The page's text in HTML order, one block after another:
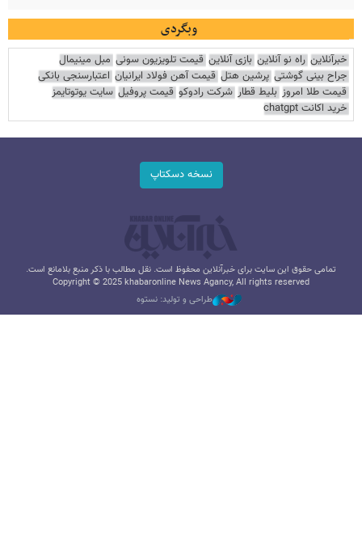
وبگردی
خبرآنلاین راه نو آنلاین بازی آنلاین قیمت تلویزیون سونی مبل مینیمال
جراح بینی گوشتی پرشین هتل قیمت آهن فولاد ایرانیان اعتبارسنجی بانکی
قیمت طلا امروز بلیط قطار شرکت رادوکو قیمت پروفیل سایت یوتوتایمز
خرید اکانت chatgpt
نسخه دسکتاپ
تمامی حقوق این سایت برای خبرآنلاین محفوظ است. نقل مطالب با ذکر منبع بلامانع است.
Copyright © 2025 khabaronline News Agancy, All rights reserved
طراحی و تولید: نستوه